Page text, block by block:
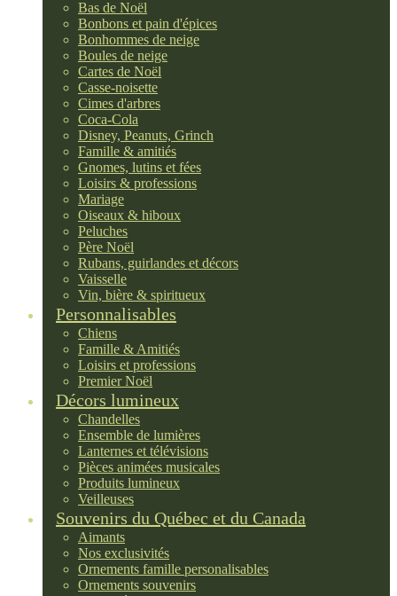
Bas de Noël
Bonbons et pain d'épices
Bonhommes de neige
Boules de neige
Cartes de Noël
Casse-noisette
Cimes d'arbres
Coca-Cola
Disney, Peanuts, Grinch
Famille & amitiés
Gnomes, lutins et fées
Loisirs & professions
Mariage
Oiseaux & hiboux
Peluches
Père Noël
Rubans, guirlandes et décors
Vaisselle
Vin, bière & spiritueux
Personnalisables
Chiens
Famille & Amitiés
Loisirs et professions
Premier Noël
Décors lumineux
Chandelles
Ensemble de lumières
Lanternes et télévisions
Pièces animées musicales
Produits lumineux
Veilleuses
Souvenirs du Québec et du Canada
Aimants
Nos exclusivités
Ornements famille personalisables
Ornements souvenirs